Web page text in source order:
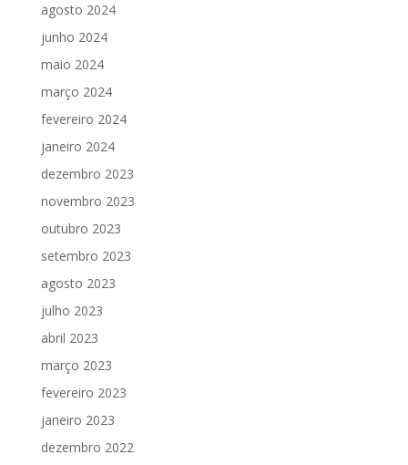
agosto 2024
junho 2024
maio 2024
março 2024
fevereiro 2024
janeiro 2024
dezembro 2023
novembro 2023
outubro 2023
setembro 2023
agosto 2023
julho 2023
abril 2023
março 2023
fevereiro 2023
janeiro 2023
dezembro 2022